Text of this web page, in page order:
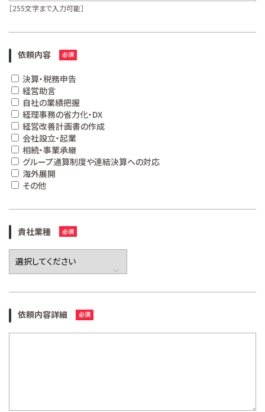
［255文字まで入力可能］
依頼内容
決算・税務申告
経営助言
自社の業績把握
経理事務の省力化・DX
経営改善計画書の作成
会社設立・起業
相続・事業承継
グループ通算制度や連結決算への対応
海外展開
その他
貴社業種
依頼内容詳細